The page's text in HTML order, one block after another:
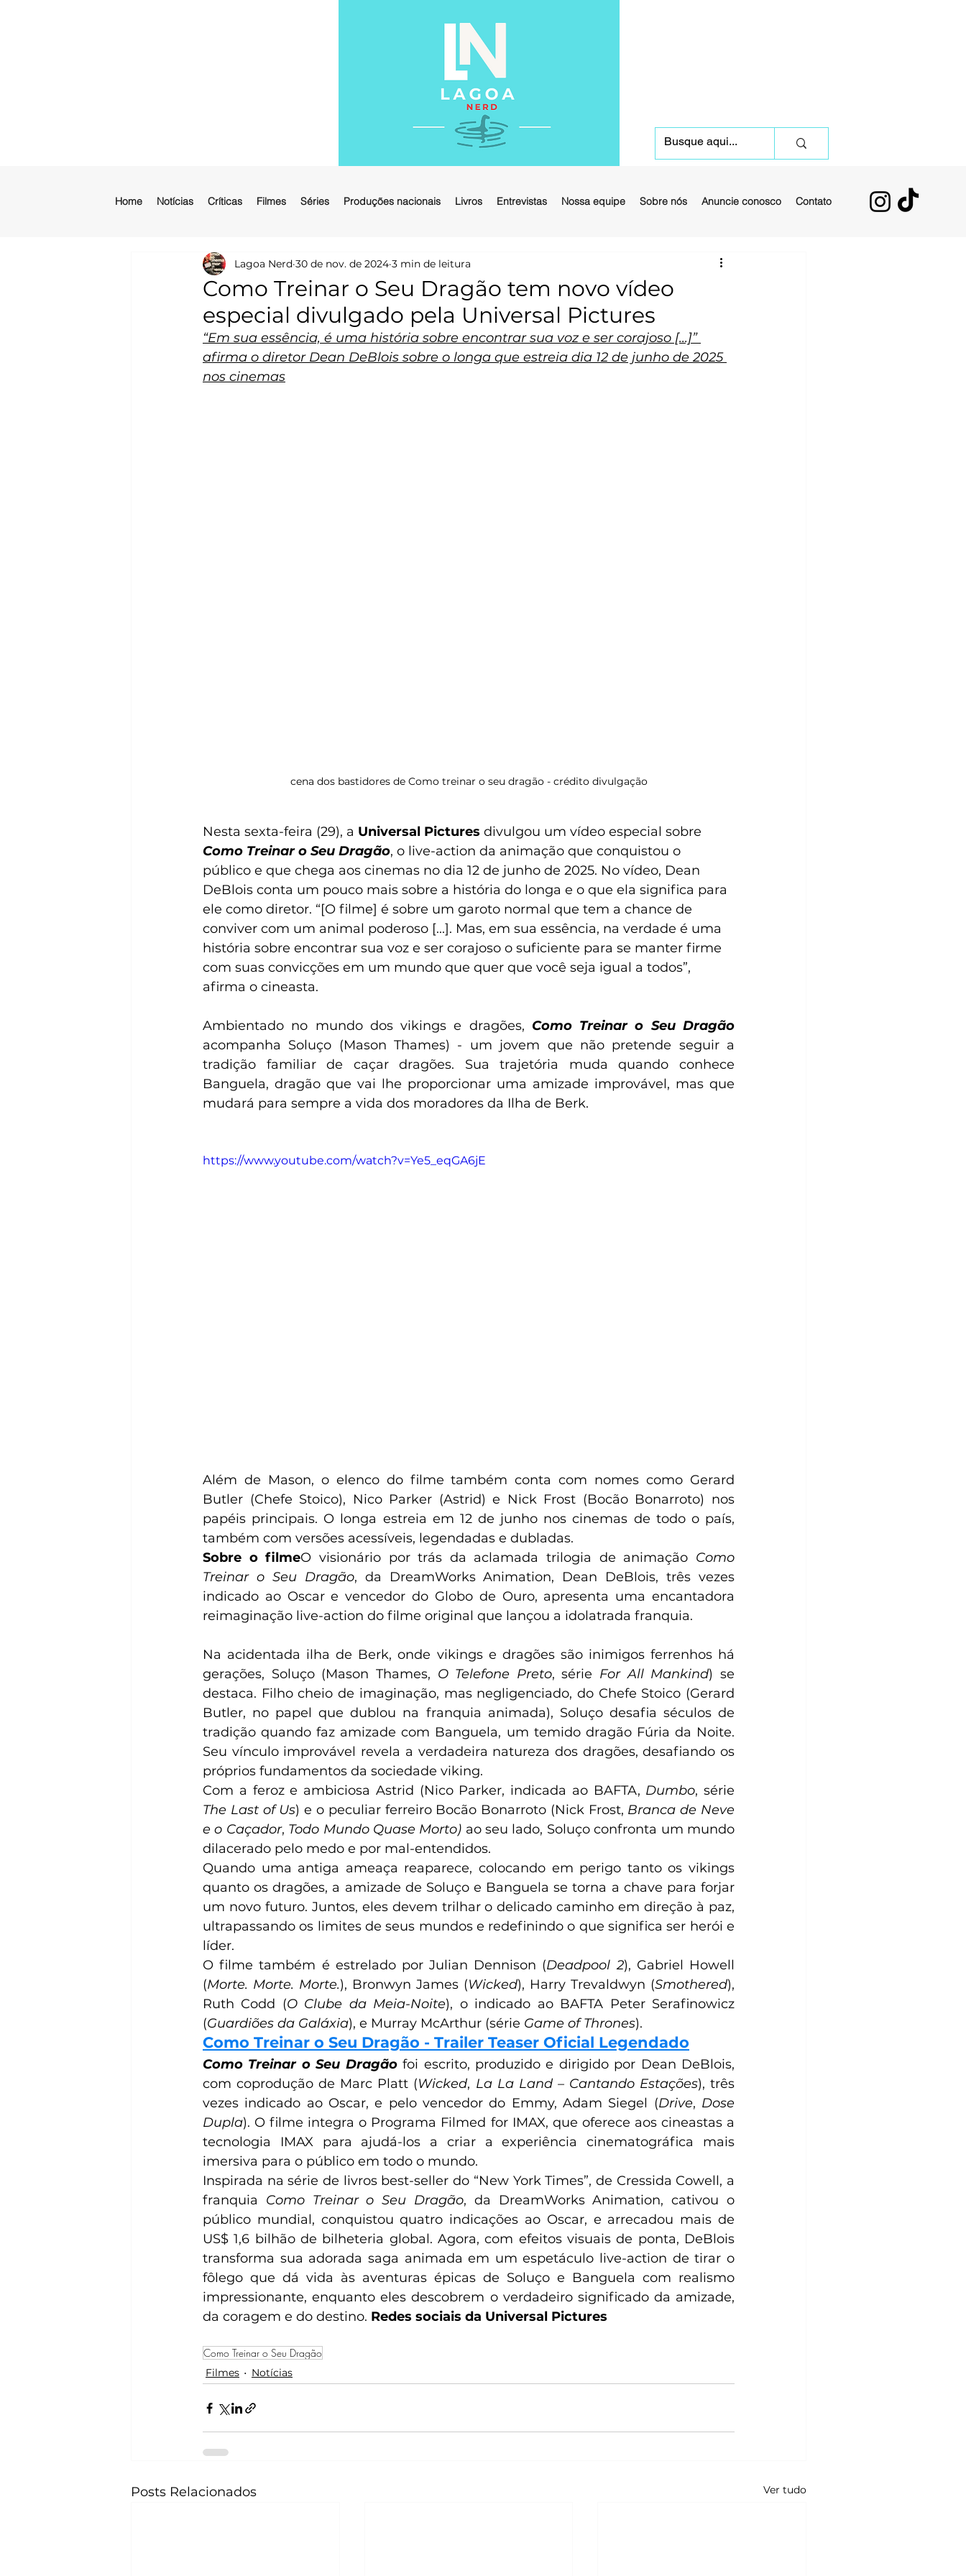
Home Notícias Críticas Filmes Séries Produções nacionais Livros Entrevistas Nossa equipe Sobre nós Anuncie conosco Contato
Como Treinar o Seu Dragão tem novo vídeo
especial divulgado pela Universal Pictures
Lagoa Nerd 30 de nov. de 2024 3 min de leitura
“Em sua essência, é uma história sobre encontrar sua voz e ser corajoso [...]”
afirma o diretor Dean DeBlois sobre o longa que estreia dia 12 de junho de 2025
nos cinemas
cena dos bastidores de Como treinar o seu dragão - crédito divulgação
Nesta sexta-feira (29), a Universal Pictures divulgou um vídeo especial sobre
Como Treinar o Seu Dragão, o live-action da animação que conquistou o
público e que chega aos cinemas no dia 12 de junho de 2025. No vídeo, Dean
DeBlois conta um pouco mais sobre a história do longa e o que ela significa para
ele como diretor. “[O filme] é sobre um garoto normal que tem a chance de
conviver com um animal poderoso [...]. Mas, em sua essência, na verdade é uma
história sobre encontrar sua voz e ser corajoso o suficiente para se manter firme
com suas convicções em um mundo que quer que você seja igual a todos”,
afirma o cineasta.
Ambientado no mundo dos vikings e dragões, Como Treinar o Seu Dragão
acompanha Soluço (Mason Thames) - um jovem que não pretende seguir a
tradição familiar de caçar dragões. Sua trajetória muda quando conhece
Banguela, dragão que vai lhe proporcionar uma amizade improvável, mas que
mudará para sempre a vida dos moradores da Ilha de Berk.
https://www.youtube.com/watch?v=Ye5_eqGA6jE
Além de Mason, o elenco do filme também conta com nomes como Gerard
Butler (Chefe Stoico), Nico Parker (Astrid) e Nick Frost (Bocão Bonarroto) nos
papéis principais. O longa estreia em 12 de junho nos cinemas de todo o país,
também com versões acessíveis, legendadas e dubladas.
Sobre o filmeO visionário por trás da aclamada trilogia de animação Como
Treinar o Seu Dragão, da DreamWorks Animation, Dean DeBlois, três vezes
indicado ao Oscar e vencedor do Globo de Ouro, apresenta uma encantadora
reimaginação live-action do filme original que lançou a idolatrada franquia.
Na acidentada ilha de Berk, onde vikings e dragões são inimigos ferrenhos há
gerações, Soluço (Mason Thames, O Telefone Preto, série For All Mankind) se
destaca. Filho cheio de imaginação, mas negligenciado, do Chefe Stoico (Gerard
Butler, no papel que dublou na franquia animada), Soluço desafia séculos de
tradição quando faz amizade com Banguela, um temido dragão Fúria da Noite.
Seu vínculo improvável revela a verdadeira natureza dos dragões, desafiando os
próprios fundamentos da sociedade viking.
Com a feroz e ambiciosa Astrid (Nico Parker, indicada ao BAFTA, Dumbo
The Last of Us) e o peculiar ferreiro Bocão Bonarroto (Nick Frost, Branca de Neve
e o Caçador, Todo Mundo Quase Morto) ao seu lado, Soluço confronta um mundo
dilacerado pelo medo e por mal-entendidos.
Quando uma antiga ameaça reaparece, colocando em perigo tanto os vikings
quanto os dragões, a amizade de Soluço e Banguela se torna a chave para forjar
um novo futuro. Juntos, eles devem trilhar o delicado caminho em direção à paz,
ultrapassando os limites de seus mundos e redefinindo o que significa ser herói e
líder.
O filme também é estrelado por Julian Dennison (Deadpool 2), Gabriel Howell
(Morte. Morte. Morte.), Bronwyn James (Wicked), Harry Trevaldwyn (Smothered),
Ruth Codd (O Clube da Meia-Noite), o indicado ao BAFTA Peter Serafinowicz
(Guardiões da Galáxia), e Murray McArthur (série Game of Thrones).
Como Treinar o Seu Dragão - Trailer Teaser Oficial Legendado
Como Treinar o Seu Dragão foi escrito, produzido e dirigido por Dean DeBlois,
com coprodução de Marc Platt (Wicked, La La Land – Cantando Estações), três
vezes indicado ao Oscar, e pelo vencedor do Emmy, Adam Siegel (Drive, Dose
Dupla). O filme integra o Programa Filmed for IMAX, que oferece aos cineastas a
tecnologia IMAX para ajudá-los a criar a experiência cinematográfica mais
imersiva para o público em todo o mundo.
Inspirada na série de livros best-seller do “New York Times”, de Cressida Cowell, a
franquia Como Treinar o Seu Dragão, da DreamWorks Animation, cativou o
público mundial, conquistou quatro indicações ao Oscar, e arrecadou mais de
US$ 1,6 bilhão de bilheteria global. Agora, com efeitos visuais de ponta, DeBlois
transforma sua adorada saga animada em um espetáculo live-action de tirar o
fôlego que dá vida às aventuras épicas de Soluço e Banguela com realismo
impressionante, enquanto eles descobrem o verdadeiro significado da amizade,
da coragem e do destino. Redes sociais da Universal Pictures
Como Treinar o Seu Dragão
Filmes Notícias
Posts Relacionados Ver tudo